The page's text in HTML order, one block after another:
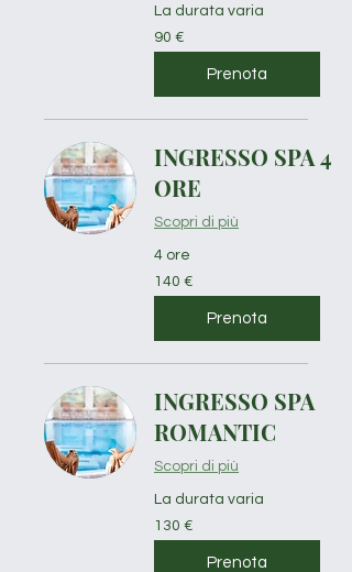
La durata varia
90
euro
90 €
Prenota
INGRESSO SPA 4
ORE
Scopri di più
4 ore
140
euro
140 €
Prenota
INGRESSO SPA
ROMANTIC
Scopri di più
La durata varia
130
euro
130 €
Prenota